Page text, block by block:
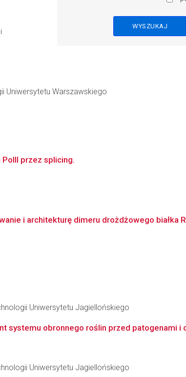
Uniwersytetu Warszawskiego
przez splicing.
i architekturę dimeru drożdżowego białka
Uniwersytetu Jagiellońskiego
systemu obronnego roślin przed patogenami i
Uniwersytetu Jagiellońskiego